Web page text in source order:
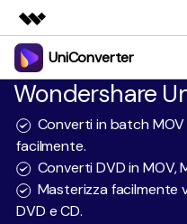
Prodotti in evidenza
Creatività digitale AIGC
Utilità
Business
Panoramica
Soluzione
Chi siamo
Sala stampa
UniConverter
Prodotti
UniConverter-Convertitore
UniConverter per
UniConverter per Mac
Funzioni
Video/Audio
Guida
Wondershare
Converti in batch MOV
facilmente.
Converti DVD in MOV,
Masterizza facilmente
DVD e CD.